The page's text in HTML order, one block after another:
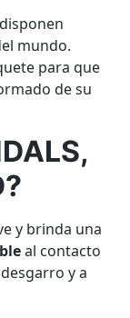
mundo.
para que
de su
y brinda una
al contacto
y a